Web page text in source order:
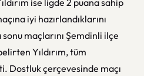
ise ligde 2 puana sahip
iyi hazırlandıklarını
maçlarını Şemdinli ilçe
Yıldırım, tüm
Dostluk çerçevesinde maçı